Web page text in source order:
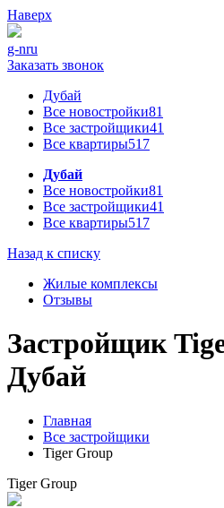
Наверх
g-nru
Заказать звонок
Дубай
Все новостройки81
Все застройщики41
Все квартиры517
Дубай
Все новостройки81
Все застройщики41
Все квартиры517
Назад к списку
Жилые комплексы
Отзывы
Застройщик
Дубай
Главная
Все застройщики
Tiger Group
Tiger Group